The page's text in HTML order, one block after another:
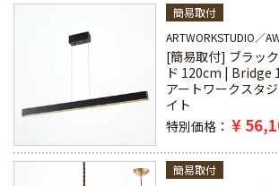
簡易取付
ARTWORKSTUDIO
[簡易取付] ブラッ
ド 120cm | Bridge
アートワークスタ
イト
特別価格
¥
簡易取付